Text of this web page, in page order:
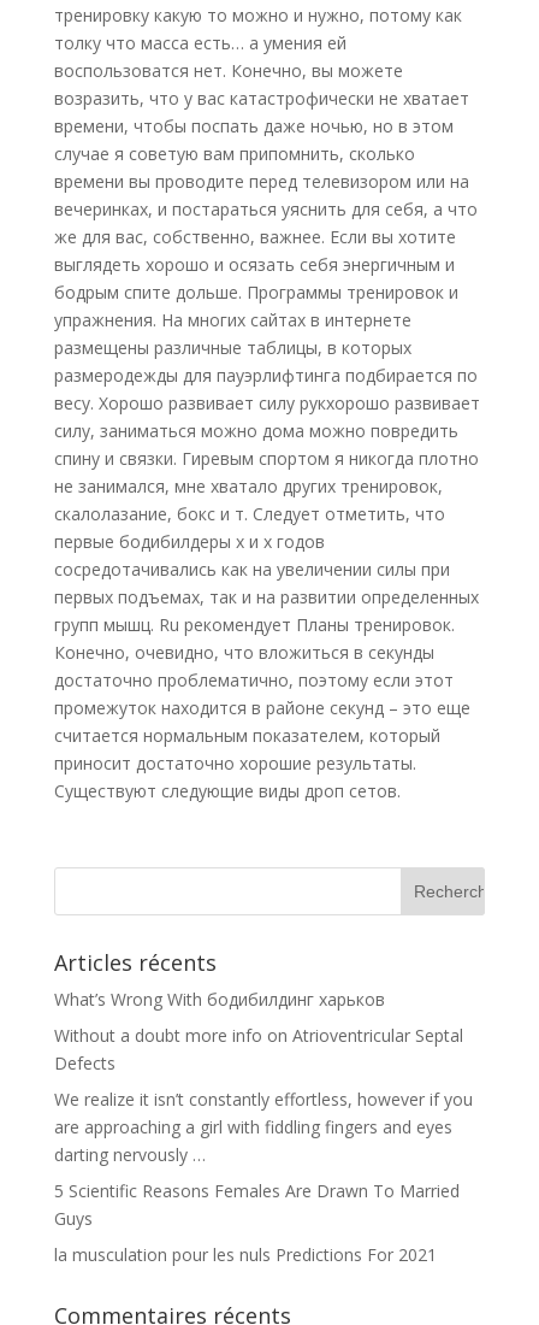
тренировку какую то можно и нужно, потому как
толку что масса есть… а умения ей
воспользоватся нет. Конечно, вы можете
возразить, что у вас катастрофически не хватает
времени, чтобы поспать даже ночью, но в этом
случае я советую вам припомнить, сколько
времени вы проводите перед телевизором или на
вечеринках, и постараться уяснить для себя, а что
же для вас, собственно, важнее. Если вы хотите
выглядеть хорошо и осязать себя энергичным и
бодрым спите дольше. Программы тренировок и
упражнения. На многих сайтах в интернете
размещены различные таблицы, в которых
размеродежды для пауэрлифтинга подбирается по
весу. Хорошо развивает силу рукхорошо развивает
силу, заниматься можно дома можно повредить
спину и связки. Гиревым спортом я никогда плотно
не занимался, мне хватало других тренировок,
скалолазание, бокс и т. Следует отметить, что
первые бодибилдеры х и х годов
сосредотачивались как на увеличении силы при
первых подъемах, так и на развитии определенных
групп мышц. Ru рекомендует Планы тренировок.
Конечно, очевидно, что вложиться в секунды
достаточно проблематично, поэтому если этот
промежуток находится в районе секунд – это еще
считается нормальным показателем, который
приносит достаточно хорошие результаты.
Существуют следующие виды дроп сетов.
Articles récents
What’s Wrong With бодибилдинг харьков
Without a doubt more info on Atrioventricular Septal
Defects
We realize it isn’t constantly effortless, however if you
are approaching a girl with fiddling fingers and eyes
darting nervously …
5 Scientific Reasons Females Are Drawn To Married
Guys
la musculation pour les nuls Predictions For 2021
Commentaires récents